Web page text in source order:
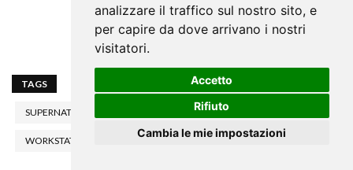
analizzare il traffico sul nostro sito, e
per capire da dove arrivano i nostri
visitatori.
Accetto
Rifiuto
Cambia le mie impostazioni
TAGS STEFANO AIROLDI
SUPERNATURAL SYNTHESIZER
WORKSTATION ZEN-CORE